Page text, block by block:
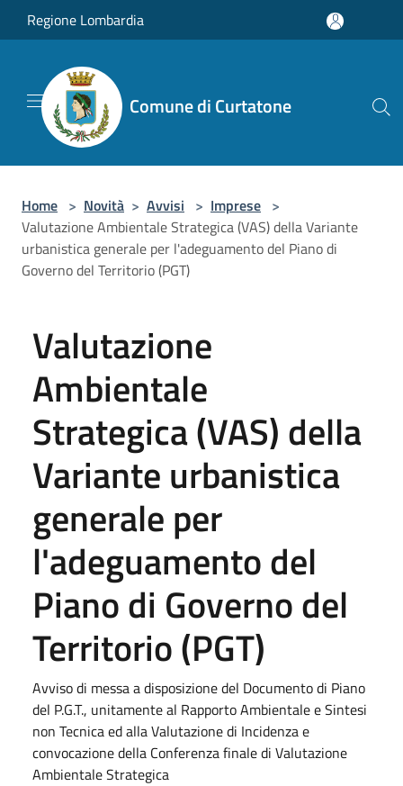
Salta al contenuto principale
Regione Lombardia
Comune di Curtatone
Home > Novità > Avvisi > Imprese >
Valutazione Ambientale Strategica (VAS) della Variante
urbanistica generale per l'adeguamento del Piano di
Governo del Territorio (PGT)
Valutazione
Ambientale
Strategica (VAS) della
Variante urbanistica
generale per
l'adeguamento del
Piano di Governo del
Territorio (PGT)
Avviso di messa a disposizione del Documento di Piano
del P.G.T., unitamente al Rapporto Ambientale e Sintesi
non Tecnica ed alla Valutazione di Incidenza e
convocazione della Conferenza finale di Valutazione
Ambientale Strategica